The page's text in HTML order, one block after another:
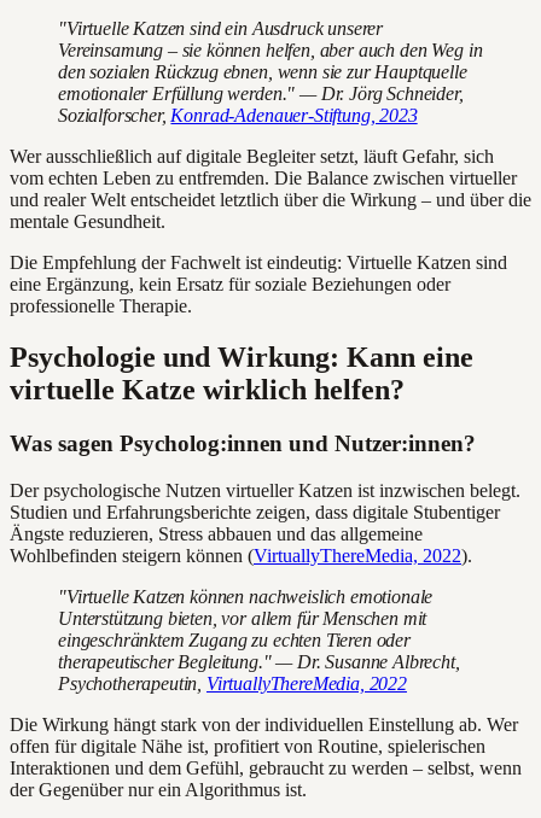
"Virtuelle Katzen sind ein Ausdruck unserer
Vereinsamung – sie können helfen, aber auch den Weg in
den sozialen Rückzug ebnen, wenn sie zur Hauptquelle
emotionaler Erfüllung werden." — Dr. Jörg Schneider,
Sozialforscher, Konrad-Adenauer-Stiftung, 2023
Wer ausschließlich auf digitale Begleiter setzt, läuft Gefahr, sich
vom echten Leben zu entfremden. Die Balance zwischen virtueller
und realer Welt entscheidet letztlich über die Wirkung – und über die
mentale Gesundheit.
Die Empfehlung der Fachwelt ist eindeutig: Virtuelle Katzen sind
eine Ergänzung, kein Ersatz für soziale Beziehungen oder
professionelle Therapie.
Psychologie und Wirkung: Kann eine
virtuelle Katze wirklich helfen?
Was sagen Psycholog:innen und Nutzer:innen?
Der psychologische Nutzen virtueller Katzen ist inzwischen belegt.
Studien und Erfahrungsberichte zeigen, dass digitale Stubentiger
Ängste reduzieren, Stress abbauen und das allgemeine
Wohlbefinden steigern können (VirtuallyThereMedia, 2022).
"Virtuelle Katzen können nachweislich emotionale
Unterstützung bieten, vor allem für Menschen mit
eingeschränktem Zugang zu echten Tieren oder
therapeutischer Begleitung." — Dr. Susanne Albrecht,
Psychotherapeutin, VirtuallyThereMedia, 2022
Die Wirkung hängt stark von der individuellen Einstellung ab. Wer
offen für digitale Nähe ist, profitiert von Routine, spielerischen
Interaktionen und dem Gefühl, gebraucht zu werden – selbst, wenn
der Gegenüber nur ein Algorithmus ist.